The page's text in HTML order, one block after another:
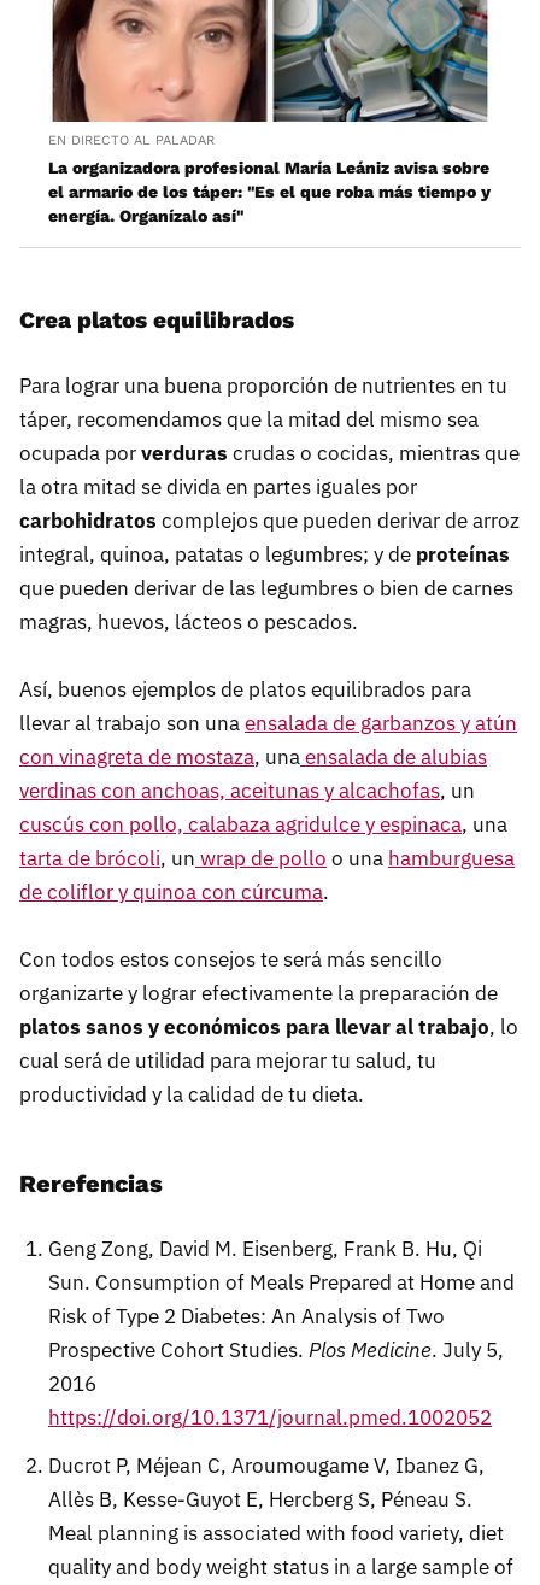
EN DIRECTO AL PALADAR
La organizadora profesional María Leániz avisa sobre
el armario de los táper: "Es el que roba más tiempo y
energía. Organízalo así"
Crea platos equilibrados
Para lograr una buena proporción de nutrientes en tu
táper, recomendamos que la mitad del mismo sea
ocupada porverduras crudas o cocidas, mientras que
la otra mitad se divida en partes iguales por
carbohidratos complejos que pueden derivar de arroz
integral, quinoa, patatas o legumbres; y de proteínas
que pueden derivar de las legumbres o bien de carnes
magras, huevos, lácteos o pescados.
Así, buenos ejemplos de platos equilibrados para
llevar al trabajo son unaensalada de garbanzos y atún
con vinagreta de mostaza, unaensalada de alubias
verdinas con anchoas, aceitunas y alcachofas, un
cuscús con pollo, calabaza agridulce y espinaca, una
tarta de brócoli, un wrap de pollo o una hamburguesa
de coliflor y quinoa con cúrcuma.
Con todos estos consejos te será más sencillo
organizarte y lograr efectivamente la preparación de
platos sanos y económicos para llevar al trabajo, lo
cual será de utilidad para mejorar tu salud, tu
productividad y la calidad de tu dieta.
Rerefencias
Geng Zong, David M. Eisenberg, Frank B. Hu, Qi
Sun. Consumption of Meals Prepared at Home and
Risk of Type 2 Diabetes: An Analysis of Two
Prospective Cohort Studies. Plos Medicine. July 5,
2016
https://doi.org/10.1371/journal.pmed.1002052
Ducrot P, Méjean C, Aroumougame V, Ibanez G,
Allès B, Kesse-Guyot E, Hercberg S, Péneau S.
Meal planning is associated with food variety, diet
quality and body weight status in a large sample of